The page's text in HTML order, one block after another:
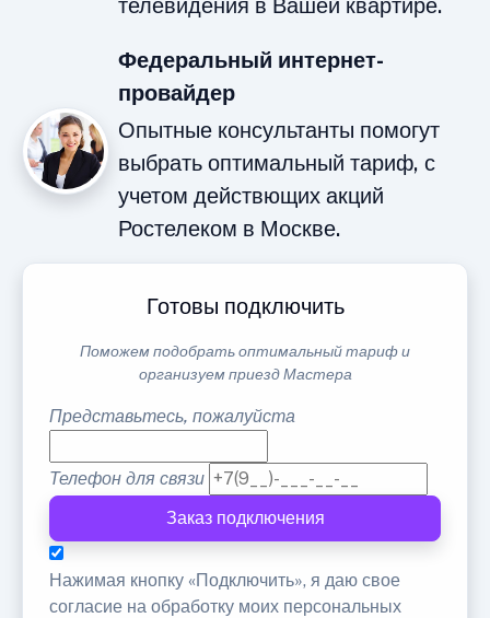
телевидения в Вашей квартире.
Федеральный интернет-
провайдер
Опытные консультанты помогут
выбрать оптимальный тариф, с
учетом действющих акций
Ростелеком в Москве.
Готовы подключить
Поможем подобрать оптимальный тариф и
организуем приезд Мастера
Представьтесь, пожалуйста
Телефон для связи
Заказ подключения
Нажимая кнопку «Подключить», я даю свое
согласие на обработку моих персональных